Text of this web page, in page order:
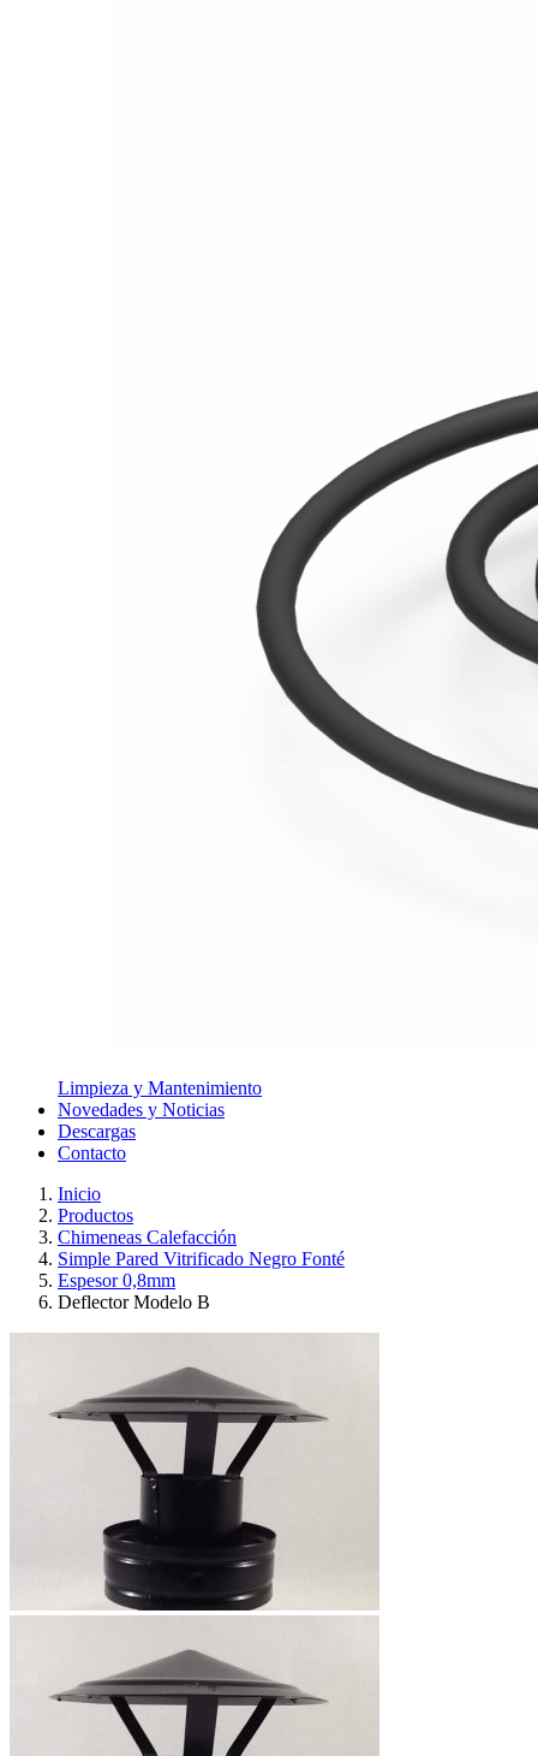
Limpieza y Mantenimiento
Novedades y Noticias
Descargas
Contacto
Inicio
Productos
Chimeneas Calefacción
Simple Pared Vitrificado Negro Fonté
Espesor 0,8mm
Deflector Modelo B